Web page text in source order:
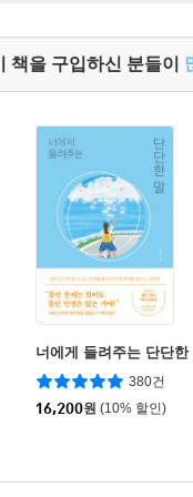
책을 구입하신 분들이
너에게 들려주는 단단한
380건
16,200원 (10% 할인)